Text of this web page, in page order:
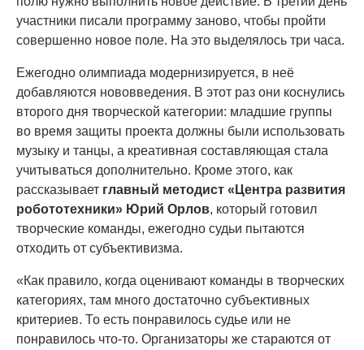
участники писали программу заново, чтобы пройти
совершенно новое поле. На это выделялось три часа.
Ежегодно олимпиада модернизируется, в неё
добавляются нововведения. В этот раз они коснулись
второго дня творческой категории: младшие группы
во время защиты проекта должны были использовать
музыку и танцы, а креативная составляющая стала
учитываться дополнительно. Кроме этого, как
рассказывает главный методист «Центра развития
робототехники» Юрий Орлов, который готовил
творческие команды, ежегодно судьи пытаются
отходить от субъективизма.
«Как правило, когда оценивают команды в творческих
категориях, там много достаточно субъективных
критериев. То есть понравилось судье или не
понравилось что-то. Организаторы же стараются от